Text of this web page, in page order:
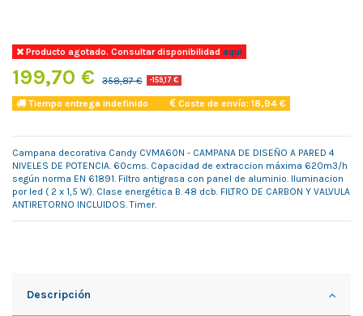
Producto agotado. Consultar disponibilidadaqui
199,70 € 358,87 € -159,17 €
Tiempo entrega indefinido Coste de envío: 18,94 €
Campana decorativa Candy CVMA60N - CAMPANA DE DISEÑO A PARED 4
NIVELES DE POTENCIA. 60cms. Capacidad de extraccion máxima 620m3/h
según norma EN 61891. Filtro antigrasa con panel de aluminio. Iluminacion
por led ( 2 x 1,5 W). Clase energética B. 48 dcb. FILTRO DE CARBON Y VALVULA
ANTIRETORNO INCLUIDOS. Timer.
Descripción